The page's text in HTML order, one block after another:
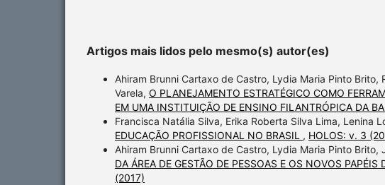
Artigos mais lidos pelo mesmo(s) autor(es)
Ahiram Brunni Cartaxo de Castro, Lydia Maria Pinto
Varela, O PLANEJAMENTO ESTRATÉGICO COMO
EM UMA INSTITUIÇÃO DE ENSINO FILANTRÓPICA DA
Francisca Natália Silva, Erika Roberta Silva Lima, Lenina
EDUCAÇÃO PROFISSIONAL NO BRASIL , HOLOS: v. 3
Ahiram Brunni Cartaxo de Castro, Lydia Maria Pinto Brito,
DA ÁREA DE GESTÃO DE PESSOAS E OS NOVOS
(2017)